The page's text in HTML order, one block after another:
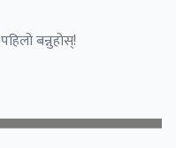
बन्नुहोस्!